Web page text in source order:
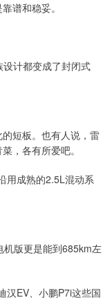
谱和稳妥。
计都变成了封闭式
短板。也有人说，雷
，各有所爱吧。
用成熟的2.5L混动系
机版更是能到685km左
汉EV、小鹏P7i这些国